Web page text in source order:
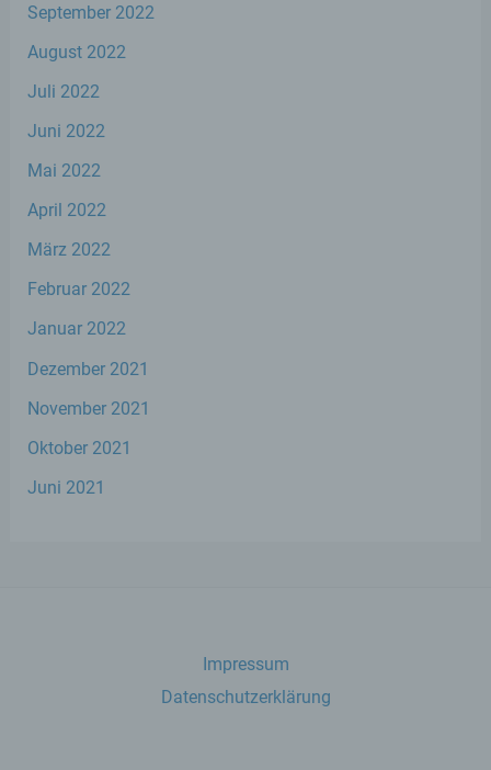
September 2022
August 2022
Juli 2022
Juni 2022
Mai 2022
April 2022
März 2022
Februar 2022
Januar 2022
Dezember 2021
November 2021
Oktober 2021
Juni 2021
Impressum
Datenschutzerklärung
Person, Behörde, Einrichtung oder andere
unmittelbaren Verantwortung des
personenbezogenen Daten zu verarbeiten.
Einwilligung ist jede von der betroffenen
informierter Weise und unmissverständlich
einer Erklärung oder einer sonstigen
der die betroffene Person zu verstehen gibt,
betreffenden personenbezogenen Daten
Verantwortlicher im Sinne der Datenschutz-
Grundverordnung, sonstiger in den Mitgliedstaaten